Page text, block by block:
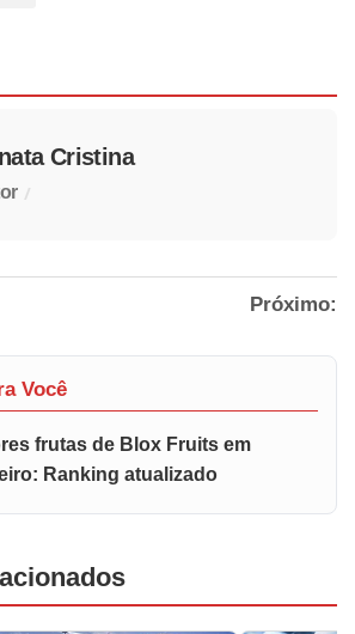
Cristina
/
Próximo:
Você
frutas de Blox Fruits em
Ranking atualizado